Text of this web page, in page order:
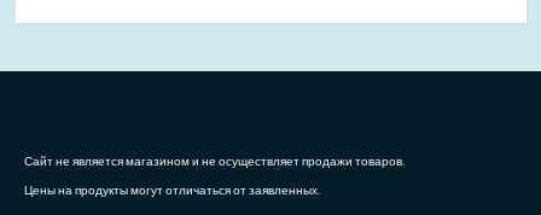
Сайт не является магазином и не осуществляет продажи товаров.
Цены на продукты могут отличаться от заявленных.